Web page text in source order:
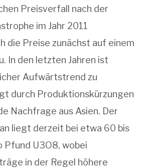
Preisverfall nach der
im Jahr 2011
die Preise zunächst auf einem
In den letzten Jahren ist
Aufwärtstrend zu
durch Produktionskürzungen
Nachfrage aus Asien. Der
liegt derzeit bei etwa 60 bis
Pfund U3O8, wobei
in der Regel höhere